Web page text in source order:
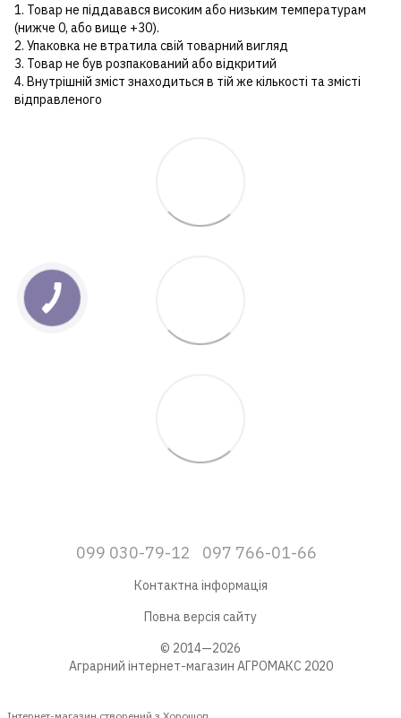
1. Товар не піддавався високим або низьким температурам
(нижче 0, або вище +30).
2. Упаковка не втратила свій товарний вигляд
3. Товар не був розпакований або відкритий
4. Внутрішній зміст знаходиться в тій же кількості та змісті
відправленого
099 030-79-12 097 766-01-66
Контактна інформація
Повна версія сайту
© 2014—2026
Аграрний інтернет-магазин АГРОМАКС 2020